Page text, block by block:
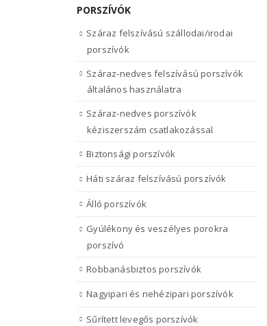
PORSZÍVÓK
Száraz felszívású szállodai/irodai
porszívók
Száraz-nedves felszívású porszívók
általános használatra
Száraz-nedves porszívók
kéziszerszám csatlakozással
Biztonsági porszívók
Háti száraz felszívású porszívók
Álló porszívók
Gyúlékony és veszélyes porokra
porszívó
Robbanásbiztos porszívók
Nagyipari és nehézipari porszívók
Sűrített levegős porszívók